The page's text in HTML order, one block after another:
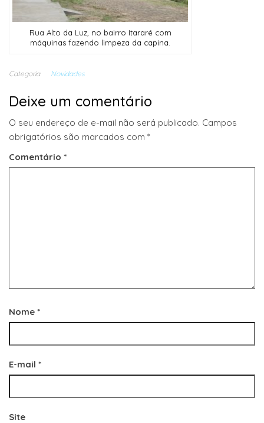
Rua Alto da Luz, no bairro Itararé com
máquinas fazendo limpeza da capina.
Categoria Novidades
Deixe um comentário
O seu endereço de e-mail não será publicado. Campos
obrigatórios são marcados com *
Comentário *
Nome *
E-mail *
Site